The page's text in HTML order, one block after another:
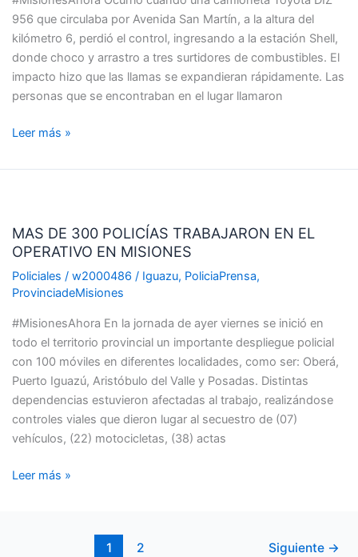
956 que circulaba por Avenida San Martín, a la altura del
kilómetro 6, perdió el control, ingresando a la estación Shell,
donde choco y arrastro a tres surtidores de combustibles. El
impacto hizo que las llamas se expandieran rápidamente. Las
personas que se encontraban en el lugar llamaron
EN
UNA
SHELL
Leer más »
MAS DE 300 POLICÍAS TRABAJARON EN EL
OPERATIVO EN MISIONES
Policiales / w2000486 / Iguazu, PoliciaPrensa,
ProvinciadeMisiones
#MisionesAhora En la jornada de ayer viernes se inició en
todo el territorio provincial un importante despliegue policial
con 100 móviles en diferentes localidades, como ser: Oberá,
Puerto Iguazú, Aristóbulo del Valle y Posadas. Distintas
dependencias estuvieron afectadas al trabajo, realizándose
controles viales que dieron lugar al secuestro de (07)
vehículos, (22) motocicletas, (38) actas
300
POLICÍAS
TRABAJARON
EN
OPERATIVO
EN
MISIONES
Leer más »
1 2 Siguiente →